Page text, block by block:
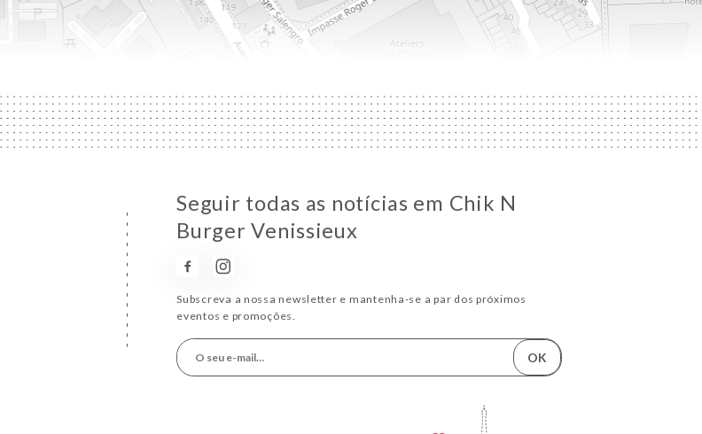
Seguir todas as notícias em Chik N
Burger Venissieux
Subscreva a nossa newsletter e mantenha-se a par dos próximos
eventos e promoções.
OK